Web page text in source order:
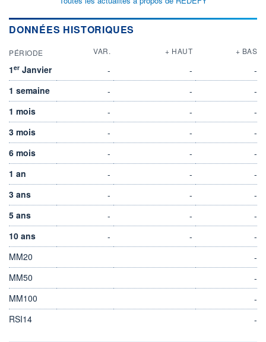
DONNÉES HISTORIQUES
PÉRIODE VAR. + HAUT + BAS
1er Janvier - -
-
1 semaine
- -
-
1 mois
- -
-
3 mois
- -
-
6 mois
- -
-
1 an
- -
-
3 ans
- -
-
5 ans
- -
-
10 ans
- -
-
MM20
-
MM50
-
MM100
-
RSI14
-